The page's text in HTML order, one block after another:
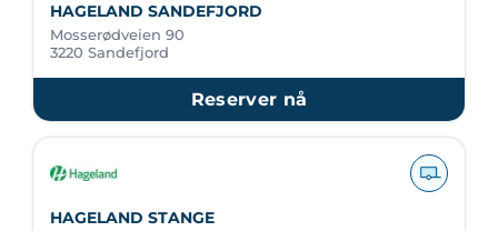
HAGELAND SANDEFJORD
Mosserødveien 90
3220 Sandefjord
Reserver nå
HAGELAND STANGE